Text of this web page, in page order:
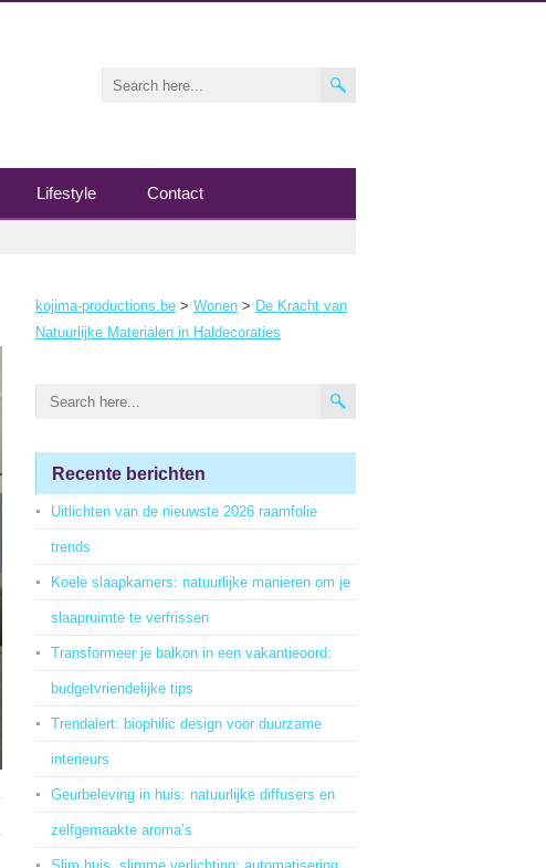
Lifestyle Contact
kojima-productions.be > Wonen > De Kracht van
Natuurlijke Materialen in Haldecoraties
Recente berichten
Uitlichten van de nieuwste 2026 raamfolie
trends
Koele slaapkamers: natuurlijke manieren om je
slaapruimte te verfrissen
Transformeer je balkon in een vakantieoord:
budgetvriendelijke tips
Trendalert: biophilic design voor duurzame
interieurs
Geurbeleving in huis: natuurlijke diffusers en
zelfgemaakte aroma’s